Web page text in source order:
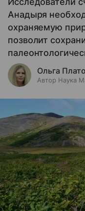
Анадыря
охраняемую
позволит
Ольга
Автор Наука